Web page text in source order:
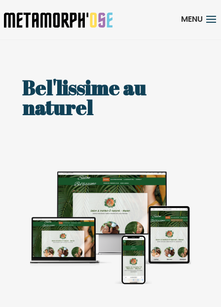
Bel'lissime au
naturel